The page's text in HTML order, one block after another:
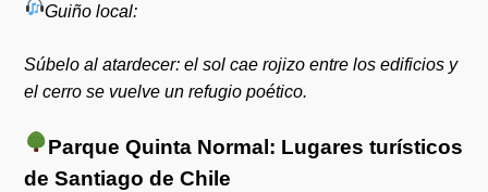
Guiño local:
Súbelo al atardecer: el sol cae rojizo entre los edificios y
el cerro se vuelve un refugio poético.
Parque Quinta Normal: Lugares turísticos
de Santiago de Chile